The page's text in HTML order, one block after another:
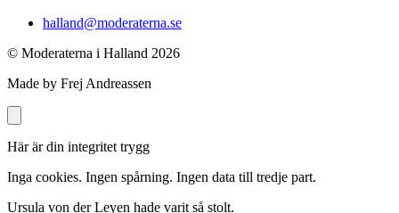
halland@moderaterna.se
© Moderaterna i Halland 2026
Made by Frej Andreassen
Här är din integritet trygg
Inga cookies. Ingen spårning. Ingen data till tredje part.
Ursula von der Leyen hade varit så stolt.